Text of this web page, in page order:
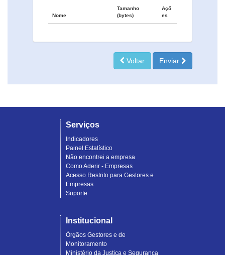
Nome
Tamanho
(bytes)
Açõ
es
Voltar Enviar
Serviços
Indicadores
Painel Estatístico
Não encontrei a empresa
Como Aderir - Empresas
Acesso Restrito para Gestores e
Empresas
Suporte
Institucional
Órgãos Gestores e de
Monitoramento
Ministério da Justiça e Segurança